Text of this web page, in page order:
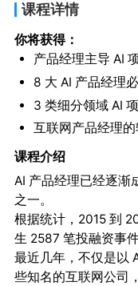
课程详情
你将获得：
产品经理主导 AI
8 大 AI 产品经理
3 类细分领域 AI
互联网产品经理的
课程介绍
AI 产品经理已经逐渐
之一。
根据统计，2015 到
生 2587 笔投融资事
最近几年，不仅是以
些知名的互联网公司